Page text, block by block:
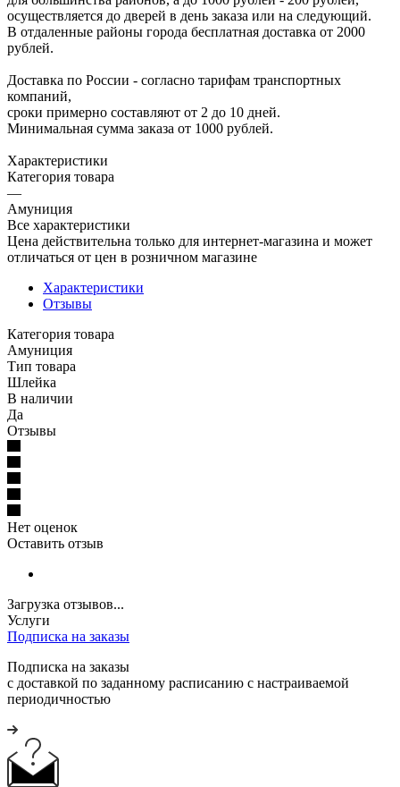
осуществляется до дверей в день заказа или на следующий.
В отдаленные районы города бесплатная доставка от 2000
рублей.
Доставка по России - согласно тарифам транспортных
компаний,
сроки примерно составляют от 2 до 10 дней.
Минимальная сумма заказа от 1000 рублей.
Характеристики
Категория товара
—
Амуниция
Все характеристики
Цена действительна только для интернет-магазина и может
отличаться от цен в розничном магазине
Характеристики
Отзывы
Категория товара
Амуниция
Тип товара
Шлейка
В наличии
Да
Отзывы
Нет оценок
Оставить отзыв
Загрузка отзывов...
Услуги
Подписка на заказы
Подписка на заказы
с доставкой по заданному расписанию с настраиваемой
периодичностью